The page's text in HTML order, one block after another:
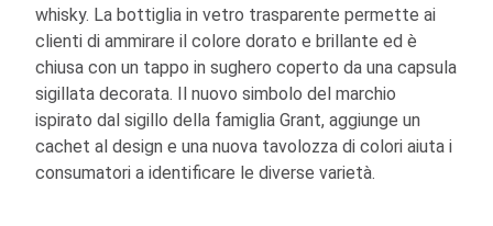
whisky. La bottiglia in vetro trasparente permette ai
clienti di ammirare il colore dorato e brillante ed è
chiusa con un tappo in sughero coperto da una capsula
sigillata decorata. Il nuovo simbolo del marchio
ispirato dal sigillo della famiglia Grant, aggiunge un
cachet al design e una nuova tavolozza di colori aiuta i
consumatori a identificare le diverse varietà.